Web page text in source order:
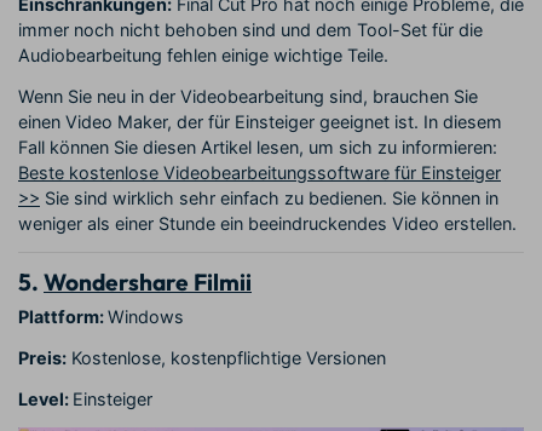
Einschränkungen: Final Cut Pro hat noch einige Probleme, die
immer noch nicht behoben sind und dem Tool-Set für die
Audiobearbeitung fehlen einige wichtige Teile.
Wenn Sie neu in der Videobearbeitung sind, brauchen Sie
einen Video Maker, der für Einsteiger geeignet ist. In diesem
Fall können Sie diesen Artikel lesen, um sich zu informieren:
Beste kostenlose Videobearbeitungssoftware für Einsteiger
>> Sie sind wirklich sehr einfach zu bedienen. Sie können in
weniger als einer Stunde ein beeindruckendes Video erstellen.
5. Wondershare Filmii
Plattform:Windows
Preis: Kostenlose, kostenpflichtige Versionen
Level: Einsteiger